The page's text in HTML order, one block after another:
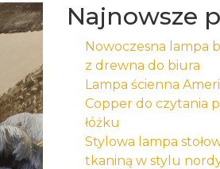
Najnowsze
Nowoczesna lampa
z drewna do biura
Lampa ścienna
Copper do czytania
łóżku
Stylowa lampa
tkaniną w stylu